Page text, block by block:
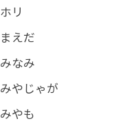
ホリ
まえだ
みなみ
みやじゃが
みやも